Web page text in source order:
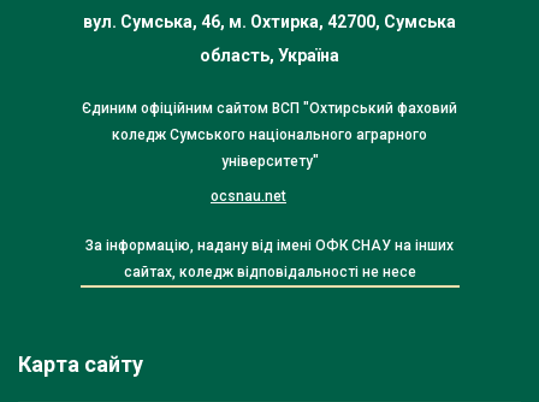
вул. Сумська, 46, м. Охтирка, 42700, Сумська
область, Україна
Єдиним офіційним сайтом ВСП "Охтирський фаховий
коледж Сумського національного аграрного
університету"
ocsnau.net
За інформацію, надану від імені ОФК СНАУ на інших
сайтах, коледж відповідальності не несе
Карта сайту